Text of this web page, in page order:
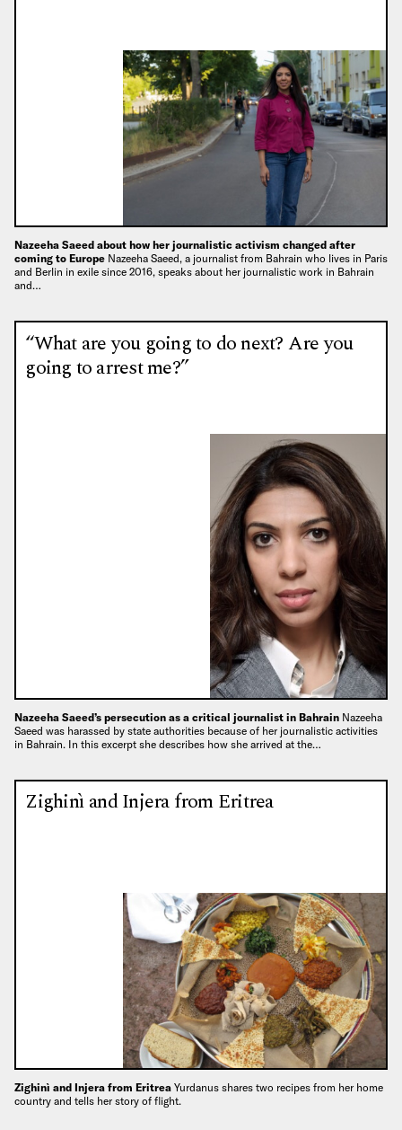
Nazeeha Saeed about how her journalistic activism changed after
coming to Europe Nazeeha Saeed, a journalist from Bahrain who lives in Paris
and Berlin in exile since 2016, speaks about her journalistic work in Bahrain
and…
“What are you going to do next? Are you
going to arrest me?”
Nazeeha Saeed’s persecution as a critical journalist in Bahrain Nazeeha
Saeed was harassed by state authorities because of her journalistic activities
in Bahrain. In this excerpt she describes how she arrived at the…
Zighinì and Injera from Eritrea
Zighinì and Injera from Eritrea Yurdanus shares two recipes from her home
country and tells her story of flight.